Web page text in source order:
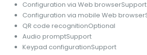
Configuration via Web browserSupport
Configuration via mobile Web browser
QR code recognitionOptional
Audio promptSupport
Keypad configurationSupport